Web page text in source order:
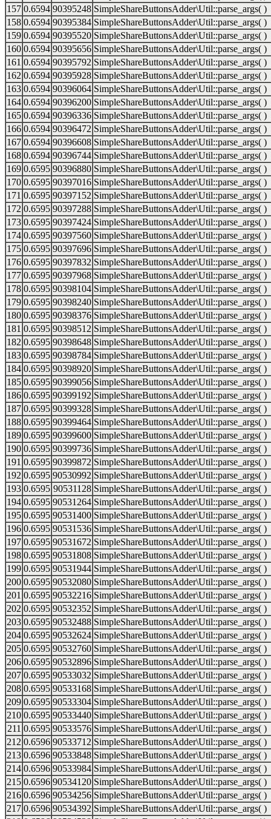
157 0.6594 90395248 SimpleShareButtonsAdder\Util::parse_args( )
158 0.6594 90395384 SimpleShareButtonsAdder\Util::parse_args( )
159 0.6594 90395520 SimpleShareButtonsAdder\Util::parse_args( )
160 0.6594 90395656 SimpleShareButtonsAdder\Util::parse_args( )
161 0.6594 90395792 SimpleShareButtonsAdder\Util::parse_args( )
162 0.6594 90395928 SimpleShareButtonsAdder\Util::parse_args( )
163 0.6594 90396064 SimpleShareButtonsAdder\Util::parse_args( )
164 0.6594 90396200 SimpleShareButtonsAdder\Util::parse_args( )
165 0.6594 90396336 SimpleShareButtonsAdder\Util::parse_args( )
166 0.6594 90396472 SimpleShareButtonsAdder\Util::parse_args( )
167 0.6594 90396608 SimpleShareButtonsAdder\Util::parse_args( )
168 0.6594 90396744 SimpleShareButtonsAdder\Util::parse_args( )
169 0.6595 90396880 SimpleShareButtonsAdder\Util::parse_args( )
170 0.6595 90397016 SimpleShareButtonsAdder\Util::parse_args( )
171 0.6595 90397152 SimpleShareButtonsAdder\Util::parse_args( )
172 0.6595 90397288 SimpleShareButtonsAdder\Util::parse_args( )
173 0.6595 90397424 SimpleShareButtonsAdder\Util::parse_args( )
174 0.6595 90397560 SimpleShareButtonsAdder\Util::parse_args( )
175 0.6595 90397696 SimpleShareButtonsAdder\Util::parse_args( )
176 0.6595 90397832 SimpleShareButtonsAdder\Util::parse_args( )
177 0.6595 90397968 SimpleShareButtonsAdder\Util::parse_args( )
178 0.6595 90398104 SimpleShareButtonsAdder\Util::parse_args( )
179 0.6595 90398240 SimpleShareButtonsAdder\Util::parse_args( )
180 0.6595 90398376 SimpleShareButtonsAdder\Util::parse_args( )
181 0.6595 90398512 SimpleShareButtonsAdder\Util::parse_args( )
182 0.6595 90398648 SimpleShareButtonsAdder\Util::parse_args( )
183 0.6595 90398784 SimpleShareButtonsAdder\Util::parse_args( )
184 0.6595 90398920 SimpleShareButtonsAdder\Util::parse_args( )
185 0.6595 90399056 SimpleShareButtonsAdder\Util::parse_args( )
186 0.6595 90399192 SimpleShareButtonsAdder\Util::parse_args( )
187 0.6595 90399328 SimpleShareButtonsAdder\Util::parse_args( )
188 0.6595 90399464 SimpleShareButtonsAdder\Util::parse_args( )
189 0.6595 90399600 SimpleShareButtonsAdder\Util::parse_args( )
190 0.6595 90399736 SimpleShareButtonsAdder\Util::parse_args( )
191 0.6595 90399872 SimpleShareButtonsAdder\Util::parse_args( )
192 0.6595 90530992 SimpleShareButtonsAdder\Util::parse_args( )
193 0.6595 90531128 SimpleShareButtonsAdder\Util::parse_args( )
194 0.6595 90531264 SimpleShareButtonsAdder\Util::parse_args( )
195 0.6595 90531400 SimpleShareButtonsAdder\Util::parse_args( )
196 0.6595 90531536 SimpleShareButtonsAdder\Util::parse_args( )
197 0.6595 90531672 SimpleShareButtonsAdder\Util::parse_args( )
198 0.6595 90531808 SimpleShareButtonsAdder\Util::parse_args( )
199 0.6595 90531944 SimpleShareButtonsAdder\Util::parse_args( )
200 0.6595 90532080 SimpleShareButtonsAdder\Util::parse_args( )
201 0.6595 90532216 SimpleShareButtonsAdder\Util::parse_args( )
202 0.6595 90532352 SimpleShareButtonsAdder\Util::parse_args( )
203 0.6595 90532488 SimpleShareButtonsAdder\Util::parse_args( )
204 0.6595 90532624 SimpleShareButtonsAdder\Util::parse_args( )
205 0.6595 90532760 SimpleShareButtonsAdder\Util::parse_args( )
206 0.6595 90532896 SimpleShareButtonsAdder\Util::parse_args( )
207 0.6595 90533032 SimpleShareButtonsAdder\Util::parse_args( )
208 0.6595 90533168 SimpleShareButtonsAdder\Util::parse_args( )
209 0.6595 90533304 SimpleShareButtonsAdder\Util::parse_args( )
210 0.6595 90533440 SimpleShareButtonsAdder\Util::parse_args( )
211 0.6595 90533576 SimpleShareButtonsAdder\Util::parse_args( )
212 0.6596 90533712 SimpleShareButtonsAdder\Util::parse_args( )
213 0.6596 90533848 SimpleShareButtonsAdder\Util::parse_args( )
214 0.6596 90533984 SimpleShareButtonsAdder\Util::parse_args( )
215 0.6596 90534120 SimpleShareButtonsAdder\Util::parse_args( )
216 0.6596 90534256 SimpleShareButtonsAdder\Util::parse_args( )
217 0.6596 90534392 SimpleShareButtonsAdder\Util::parse_args( )